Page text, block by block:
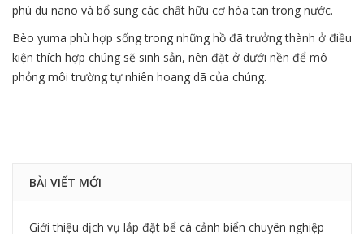
phù du nano và bổ sung các chất hữu cơ hòa tan trong nước.
Bèo yuma phù hợp sống trong những hồ đã trưởng thành ở điều
kiện thích hợp chúng sẽ sinh sản, nên đặt ở dưới nền để mô
phỏng môi trường tự nhiên hoang dã của chúng.
BÀI VIẾT MỚI
Giới thiệu dịch vụ lắp đặt bể cá cảnh biển chuyên nghiệp